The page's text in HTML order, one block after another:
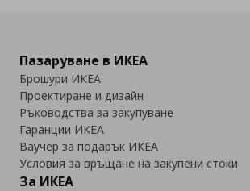
Пазаруване в ИКЕА
Брошури ИКЕА
Проектиране и дизайн
Ръководства за закупуване
Гаранции ИКЕА
Ваучер за подарък ИКЕА
Условия за връщане на закупени стоки
За ИКЕА